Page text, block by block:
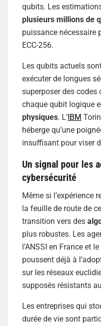
qubits. Les
plusieurs millions de
puissance nécessaire
ECC-256.
Les qubits actuels
exécuter de longues
superposer des
chaque qubit logique
physiques. L’IBM
héberge qu’une
insuffisant pour viser
Un signal pour les
cybersécurité
Même si l’expérience
la feuille de route de
transition vers des
plus robustes. Les
l’ANSSI en France et
poussent déjà à
sur les réseaux
supposés résistants
Les entreprises qui
durée de vie sont